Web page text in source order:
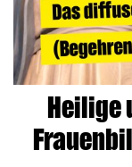
Heilige